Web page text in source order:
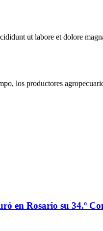
ut labore et dolore
los productores
en Rosario su 34.º